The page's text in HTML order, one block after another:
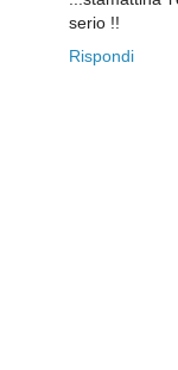
serio !!
Rispondi